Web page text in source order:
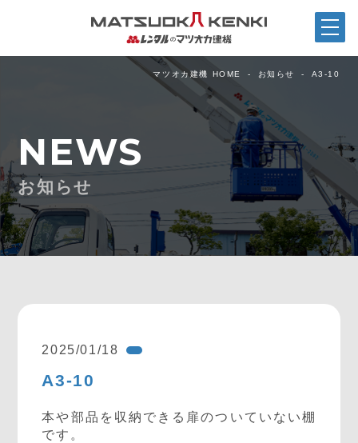
マツオカ建機 HOME お知らせ A3-10
NEWS
お知らせ
2025/01/18
A3-10
本や部品を収納できる扉のついていない棚
です。